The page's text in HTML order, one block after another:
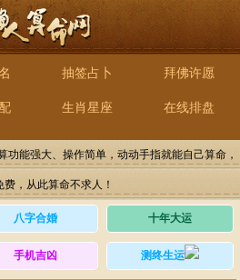
抽签占卜 拜佛许愿
生肖星座 在线排盘
功能强大、操作简单，动动手指就能自己算命，
费，从此算命不求人！
八字合婚 十年大运
手机吉凶 测终生运